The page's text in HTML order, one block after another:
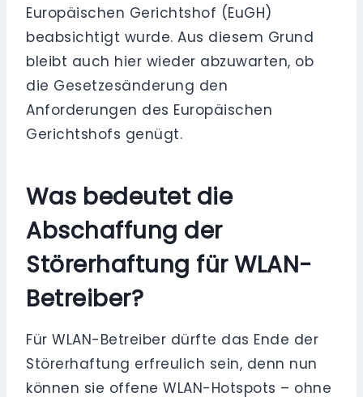
Europäischen Gerichtshof (EuGH)
beabsichtigt wurde. Aus diesem Grund
bleibt auch hier wieder abzuwarten, ob
die Gesetzesänderung den
Anforderungen des Europäischen
Gerichtshofs genügt.
Was bedeutet die
Abschaffung der
Störerhaftung für WLAN-
Betreiber?
Für WLAN-Betreiber dürfte das Ende der
Störerhaftung erfreulich sein, denn nun
können sie offene WLAN-Hotspots – ohne